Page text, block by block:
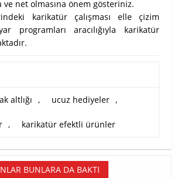
ve net olmasına önem gösteriniz.
karikatür çalışması elle çizim
programları aracılığıyla karikatür
altlığı , ucuz hediyeler ,
, karikatür efektli ürünler
BUNLARA DA BAKTI